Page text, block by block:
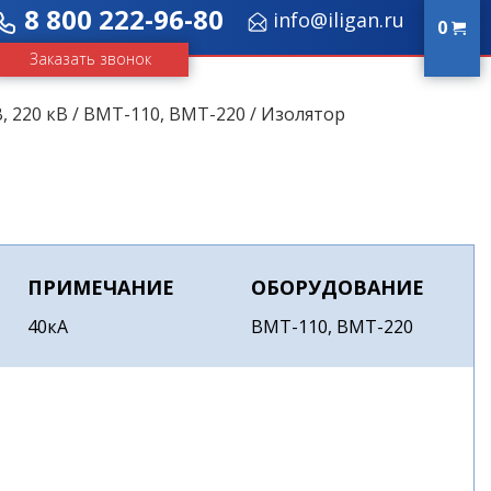
8 800 222-96-80
Заказать звонок
info@iligan.ru 0
220 кВ / ВМТ-110, ВМТ-220 / Изолятор
ПРИМЕЧАНИЕ
40кА
ОБОРУДОВАНИЕ
ВМТ-110, ВМТ-220